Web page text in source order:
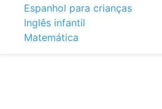
Espanhol para crianças
Inglês infantil
Matemática